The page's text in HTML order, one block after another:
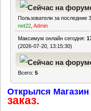
Пользователи за последние
net22 ,Admin
Максимум онлайн сегодня:
(2026-07-20, 13:15:30)
часа
Всего:5
Открылся Магазин
заказ.